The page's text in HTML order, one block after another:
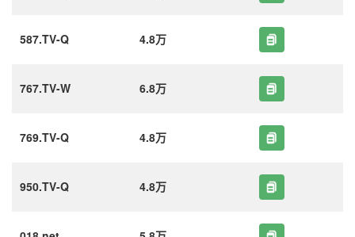
587.TV-Q 4.8万
767.TV-W 6.8万
769.TV-Q 4.8万
950.TV-Q 4.8万